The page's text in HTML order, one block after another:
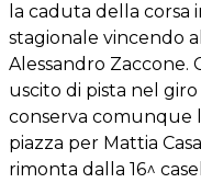
la caduta della
stagionale vincendo
Alessandro Zaccone.
uscito di pista nel
conserva comunque
piazza per Mattia
rimonta dalla 16^